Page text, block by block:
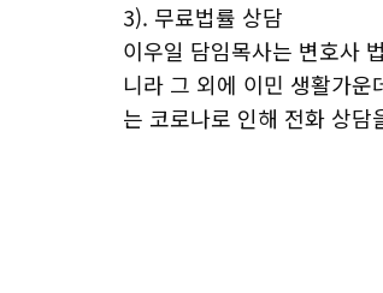
3). 무료법률 상담
이우일 담임목사는 변호사
니라 그 외에 이민 생활가
는 코로나로 인해 전화 상